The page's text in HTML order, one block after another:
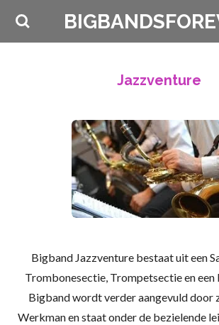
Ga
Jazzventure
Bigband Jazzventure bestaat uit een
Trombonesectie, Trompetsectie en een
Bigband wordt verder aangevuld door
Werkman en staat onder de bezielende